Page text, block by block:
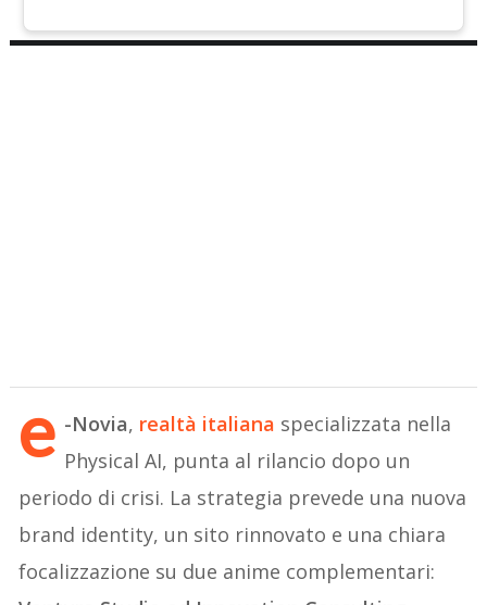
e -Novia, realtà italiana specializzata nella
Physical AI, punta al rilancio dopo un
periodo di crisi. La strategia prevede una nuova
brand identity, un sito rinnovato e una chiara
focalizzazione su due anime complementari: